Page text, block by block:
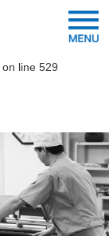
on line 529